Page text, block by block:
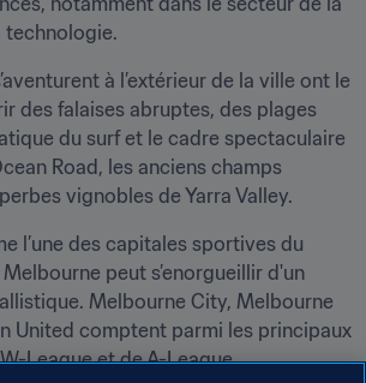
technologie.
à l’extérieur de la ville ont le
des falaises abruptes, des plages
du surf et le cadre spectaculaire
Road, les anciens champs
vignobles de Yarra Valley.
l’une des capitales sportives du
peut s’enorgueillir d'un
Melbourne City, Melbourne
United comptent parmi les principaux
League et de A-League.